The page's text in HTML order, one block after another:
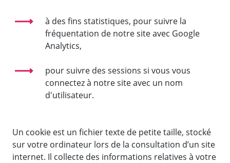
à des fins statistiques, pour suivre la
fréquentation de notre site avec Google
Analytics,
pour suivre des sessions si vous vous
connectez à notre site avec un nom
d'utilisateur.
Un cookie est un fichier texte de petite taille, stocké
sur votre ordinateur lors de la consultation d’un site
internet. Il collecte des informations relatives à votre